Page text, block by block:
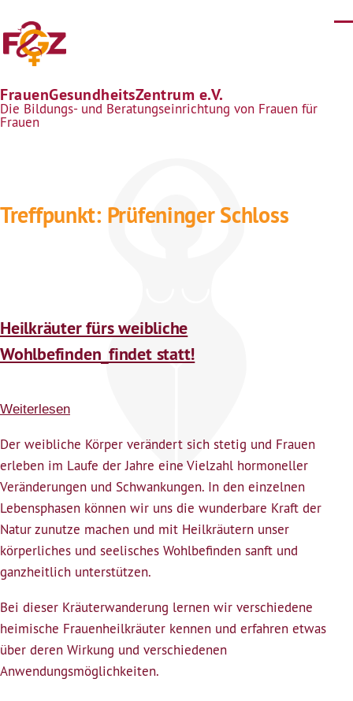
FrauenGesundheitsZentrum e.V.
Die Bildungs- und Beratungseinrichtung von Frauen für
Frauen
Treffpunkt: Prüfeninger Schloss
Heilkräuter fürs weibliche
Wohlbefinden_findet statt!
Weiterlesen
fürs
weibliche
Wohlbefinden_findet
statt!
Der weibliche Körper verändert sich stetig und Frauen
erleben im Laufe der Jahre eine Vielzahl hormoneller
Veränderungen und Schwankungen. In den einzelnen
Lebensphasen können wir uns die wunderbare Kraft der
Natur zunutze machen und mit Heilkräutern unser
körperliches und seelisches Wohlbefinden sanft und
ganzheitlich unterstützen.
Bei dieser Kräuterwanderung lernen wir verschiedene
heimische Frauenheilkräuter kennen und erfahren etwas
über deren Wirkung und verschiedenen
Anwendungsmöglichkeiten.